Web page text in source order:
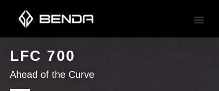
LFC 700
Ahead of the Curve